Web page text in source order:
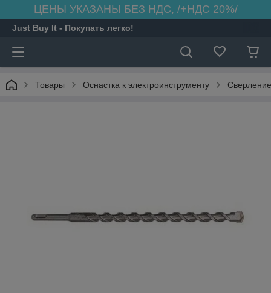
ЦЕНЫ УКАЗАНЫ БЕЗ НДС, /+НДС 20%/
Just Buy It - Покупать легко!
Товары Оснастка к электроинструменту Сверление